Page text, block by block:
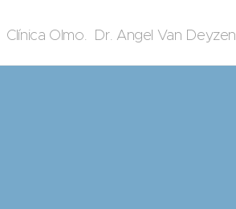
Clínica Olmo. Dr. Angel Van Deyzen